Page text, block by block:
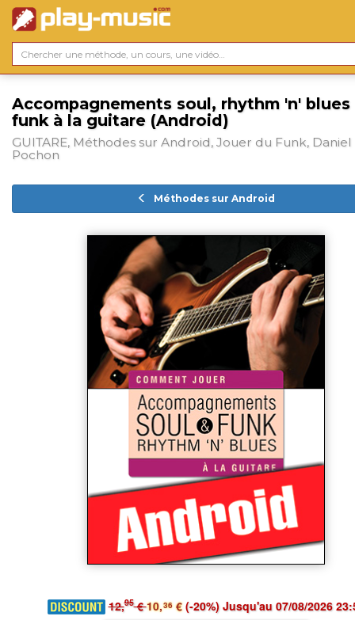
Accompagnements soul, rhythm 'n' blues
funk à la guitare (Android)
GUITARE, Méthodes sur Android, Jouer du Funk, Daniel
Pochon
Méthodes sur Android
12,95€10,36€(-20%) Jusqu'au 07/08/2026